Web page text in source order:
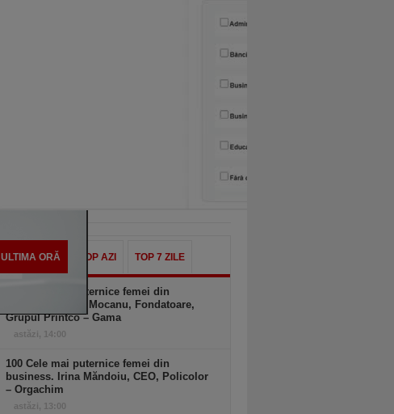
ULTIMA ORĂ TOP AZI TOP 7 ZILE
100 Cele mai puternice femei din
business. Diana Mocanu, Fondatoare,
Grupul Printco – Gama
astăzi, 14:00
100 Cele mai puternice femei din
business. Irina Măndoiu, CEO, Policolor
– Orgachim
astăzi, 13:00